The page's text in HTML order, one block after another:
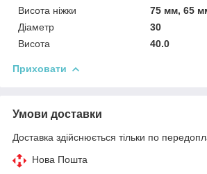
Висота ніжки
75 мм, 65
Діаметр
30
Висота
40.0
Приховати
Умови доставки
Доставка здійснюється тільки по
Нова Пошта